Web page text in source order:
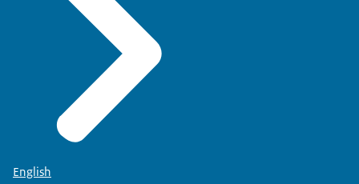
English